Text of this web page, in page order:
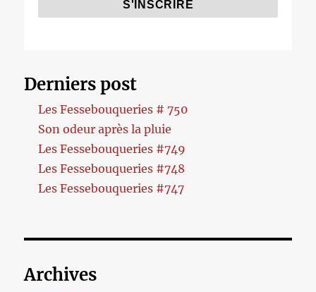
Derniers post
Les Fessebouqueries # 750
Son odeur après la pluie
Les Fessebouqueries #749
Les Fessebouqueries #748
Les Fessebouqueries #747
Archives